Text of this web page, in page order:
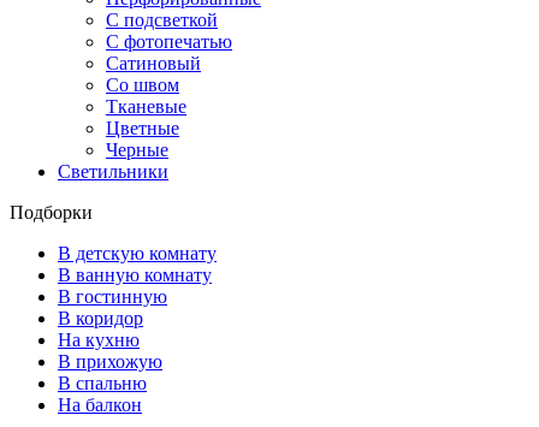
С подсветкой
С фотопечатью
Сатиновый
Со швом
Тканевые
Цветные
Черные
Светильники
Подборки
В детскую комнату
В ванную комнату
В гостинную
В коридор
На кухню
В прихожую
В спальню
На балкон